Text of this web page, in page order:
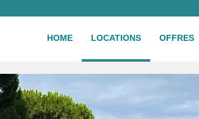
HOME LOCATIONS OFFRES